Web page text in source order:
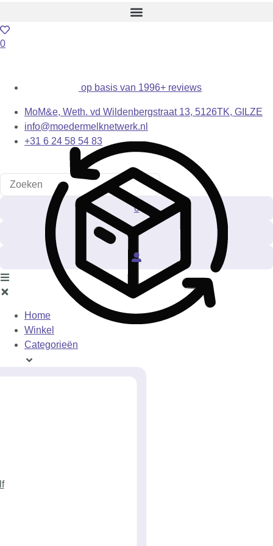
0
op basis van 1996+ reviews
MoM&e, Weth. vd Wildenbergstraat 13, 5126TK, GILZE
info@moedermelknetwerk.nl
+31 6 24 58 54 83
0
Home
Winkel
Categorieën